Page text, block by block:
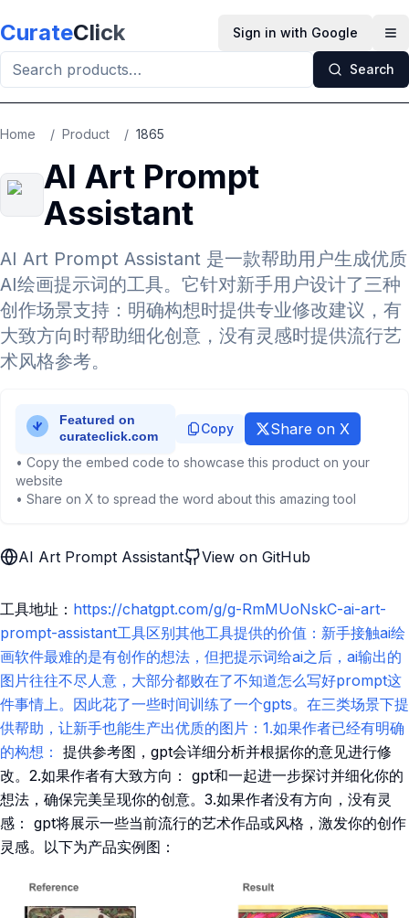
CurateClick Sign in with Google
Search
Home / Product / 1865
AI Art Prompt
Assistant
AI Art Prompt Assistant 是一款帮助用户生成优质
AI绘画提示词的工具。它针对新手用户设计了三种
创作场景支持：明确构想时提供专业修改建议，有
大致方向时帮助细化创意，没有灵感时提供流行艺
术风格参考。
Copy Share on X
• Copy the embed code to showcase this product on your
website
• Share on X to spread the word about this amazing tool
AI Art Prompt Assistant View on GitHub
工具地址： https://chatgpt.com/g/g-RmMUoNskC-ai-art-
prompt-assistant工具区别其他工具提供的价值：新手接触ai绘
画软件最难的是有创作的想法，但把提示词给ai之后，ai输出的
图片往往不尽人意，大部分都败在了不知道怎么写好prompt这
件事情上。因此花了一些时间训练了一个gpts。在三类场景下提
供帮助，让新手也能生产出优质的图片：1.如果作者已经有明确
的构想： 提供参考图，gpt会详细分析并根据你的意见进行修
改。2.如果作者有大致方向： gpt和一起进一步探讨并细化你的
想法，确保完美呈现你的创意。3.如果作者没有方向，没有灵
感： gpt将展示一些当前流行的艺术作品或风格，激发你的创作
灵感。以下为产品实例图：